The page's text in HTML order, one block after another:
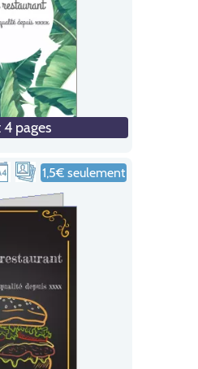
pages
1,5€ seulement